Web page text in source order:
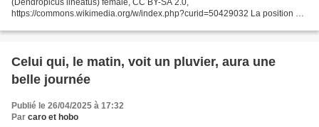
(Dendropicus lineatus) female, CC BY-SA 2.0,
https://commons.wikimedia.org/w/index.php?curid=50429032 La position du
l’écorce...
Celui qui, le matin, voit un pluvier, aura une
belle journée
Publié le 26/04/2025 à 17:32
Par caro et hobo